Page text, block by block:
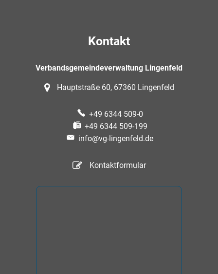
Kontakt
Verbandsgemeindeverwaltung Lingenfeld
Hauptstraße 60, 67360 Lingenfeld
+49 6344 509-0
+49 6344 509-199
info@vg-lingenfeld.de
Kontaktformular